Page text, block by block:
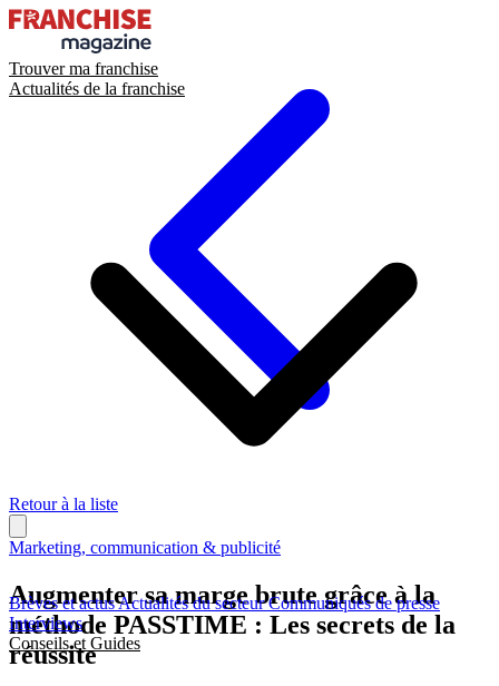
Trouver ma franchise
Actualités de la franchise
Brèves et actusActualités du secteurCommuniqués de presse
Interviews
Conseils et Guides
Retour à la liste
Marketing, communication & publicité
Augmenter sa marge brute grâce à la
méthode PASSTIME : Les secrets de la
réussite